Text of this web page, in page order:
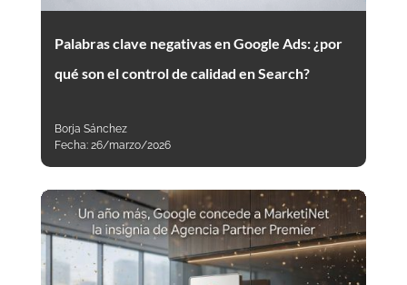
Palabras clave negativas en Google Ads: ¿por
qué son el control de calidad en Search?
Borja Sánchez
Fecha: 26/marzo/2026